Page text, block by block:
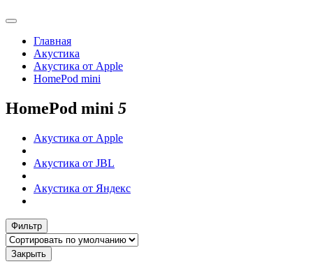
Главная
Акустика
Акустика от Apple
HomePod mini
HomePod mini 5
Акустика от Apple
Акустика от JBL
Акустика от Яндекс
Фильтр
Закрыть